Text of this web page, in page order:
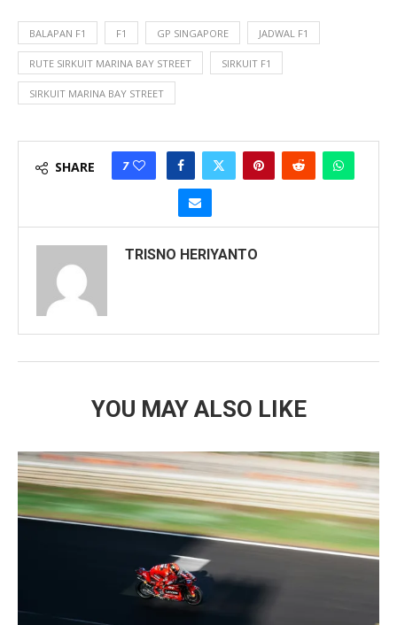
BALAPAN F1 F1 GP SINGAPORE JADWAL F1
RUTE SIRKUIT MARINA BAY STREET SIRKUIT F1
SIRKUIT MARINA BAY STREET
SHARE 7
TRISNO HERIYANTO
YOU MAY ALSO LIKE